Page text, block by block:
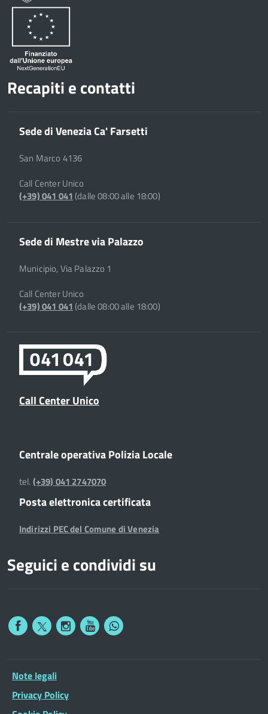
Recapiti e contatti
Sede di Venezia Ca' Farsetti
San Marco 4136
Call Center Unico
(+39) 041 041(dalle 08:00 alle 18:00)
Sede di Mestre via Palazzo
Municipio, Via Palazzo 1
Call Center Unico
(+39) 041 041(dalle 08:00 alle 18:00)
Call Center Unico
Centrale operativa Polizia Locale
tel.(+39) 041 2747070
Posta elettronica certificata
Indirizzi PEC del Comune di Venezia
Seguici e condividi su
Note legali
Privacy Policy